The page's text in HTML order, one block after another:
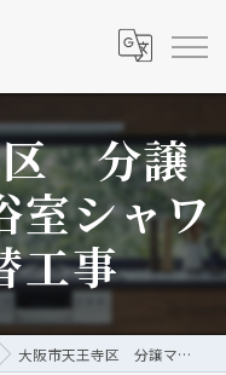
区 分譲
室シャワ
工事
大阪市天王寺区 分譲マンションの浴室シャワー水栓取替工事